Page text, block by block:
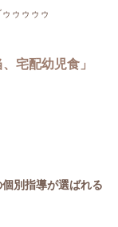
ゥゥゥゥ
宅配幼児食」
個別指導が選ばれる